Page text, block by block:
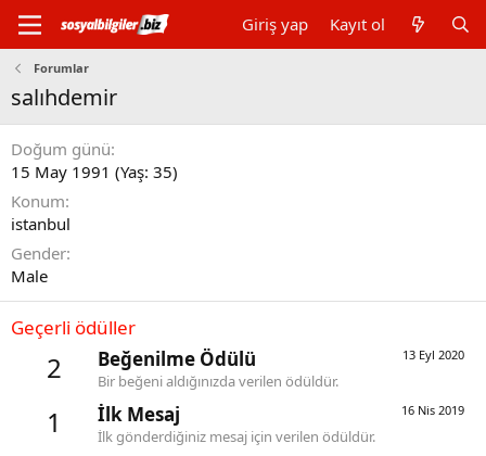
Giriş yap Kayıt ol
Forumlar
salıhdemir
Doğum günü
15 May 1991 (Yaş: 35)
Konum
istanbul
Gender
Male
Geçerli ödüller
2 13 Eyl 2020
Beğenilme Ödülü
Bir beğeni aldığınızda verilen ödüldür.
1 16 Nis 2019
İlk Mesaj
İlk gönderdiğiniz mesaj için verilen ödüldür.